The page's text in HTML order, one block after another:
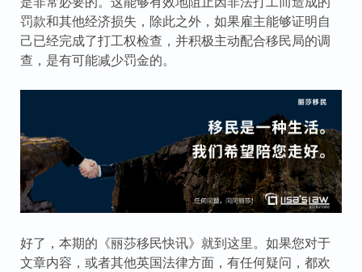
罚款和其他经济损失，除此之外，如果雇主能够证明自
己已经完成了打工权检查，并积极主动配合移民局的调
查，是有可能减少罚金的。
好了，本期的《丽莎移民快讯》就到这里。如果您对于
文章内容，或者其他英国法律方面，有任何疑问，都欢